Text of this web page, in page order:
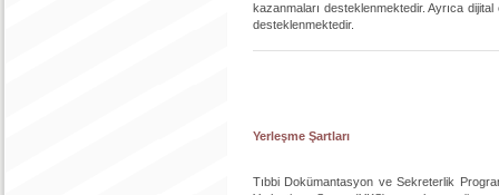
kazanmaları desteklenmektedir. Ayrıca
desteklenmektedir.
Yerleşme Şartları
Tıbbi Dokümantasyon ve Sekreterlik